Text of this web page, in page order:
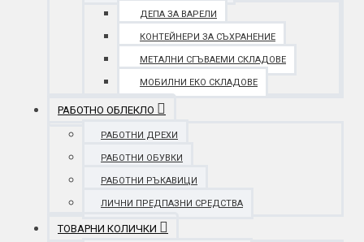
ДЕПА ЗА ВАРЕЛИ
КОНТЕЙНЕРИ ЗА СЪХРАНЕНИЕ
МЕТАЛНИ СГЪВАЕМИ СКЛАДОВЕ
МОБИЛНИ ЕКО СКЛАДОВЕ
РАБОТНО ОБЛЕКЛО
РАБОТНИ ДРЕХИ
РАБОТНИ ОБУВКИ
РАБОТНИ РЪКАВИЦИ
ЛИЧНИ ПРЕДПАЗНИ СРЕДСТВА
ТОВАРНИ КОЛИЧКИ